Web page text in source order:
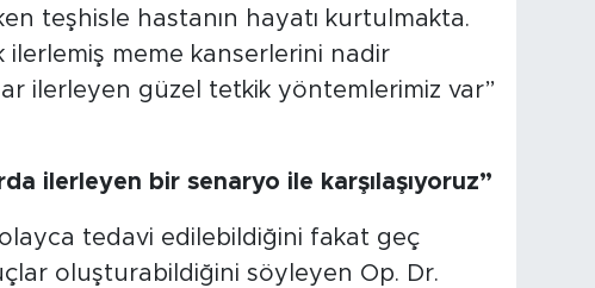
teşhisle hastanın hayatı kurtulmakta.
ilerlemiş meme kanserlerini nadir
ilerleyen güzel tetkik yöntemlerimiz var”
ilerleyen bir senaryo ile karşılaşıyoruz”
tedavi edilebildiğini fakat geç
oluşturabildiğini söyleyen Op. Dr.